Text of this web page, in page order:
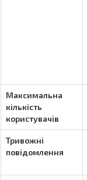
Максимальна
кількість
користувачів
Тривожні
повідомлення